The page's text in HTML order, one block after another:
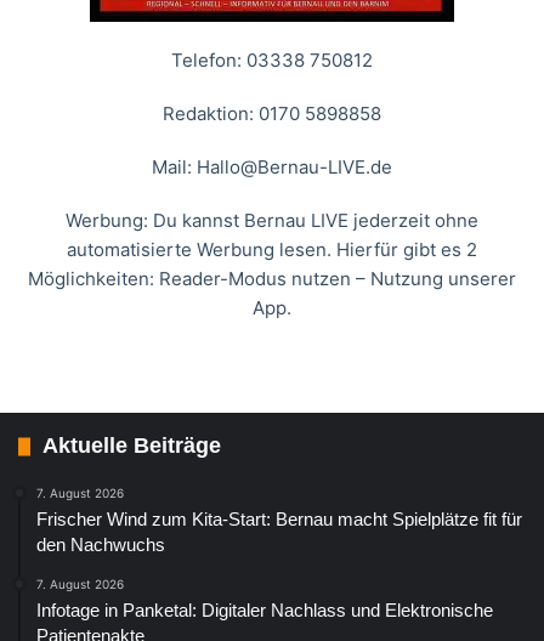
Telefon: 03338 750812
Redaktion: 0170 5898858
Mail: Hallo@Bernau-LIVE.de
Werbung: Du kannst Bernau LIVE jederzeit ohne
automatisierte Werbung lesen. Hierfür gibt es 2
Möglichkeiten: Reader-Modus nutzen – Nutzung unserer
App.
Aktuelle Beiträge
7. August 2026
Frischer Wind zum Kita-Start: Bernau macht Spielplätze fit für
den Nachwuchs
7. August 2026
Infotage in Panketal: Digitaler Nachlass und Elektronische
Patientenakte